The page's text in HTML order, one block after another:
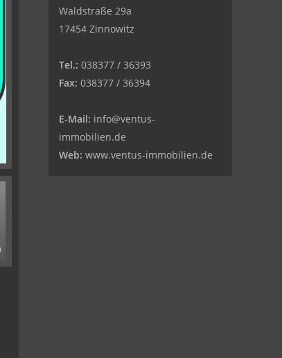
Waldstraße 29a
17454 Zinnowitz
Tel.: 038377 / 36393
Fax: 038377 / 36394
E-Mail: info@ventus-
immobilien.de
Web: www.ventus-immobilien.de